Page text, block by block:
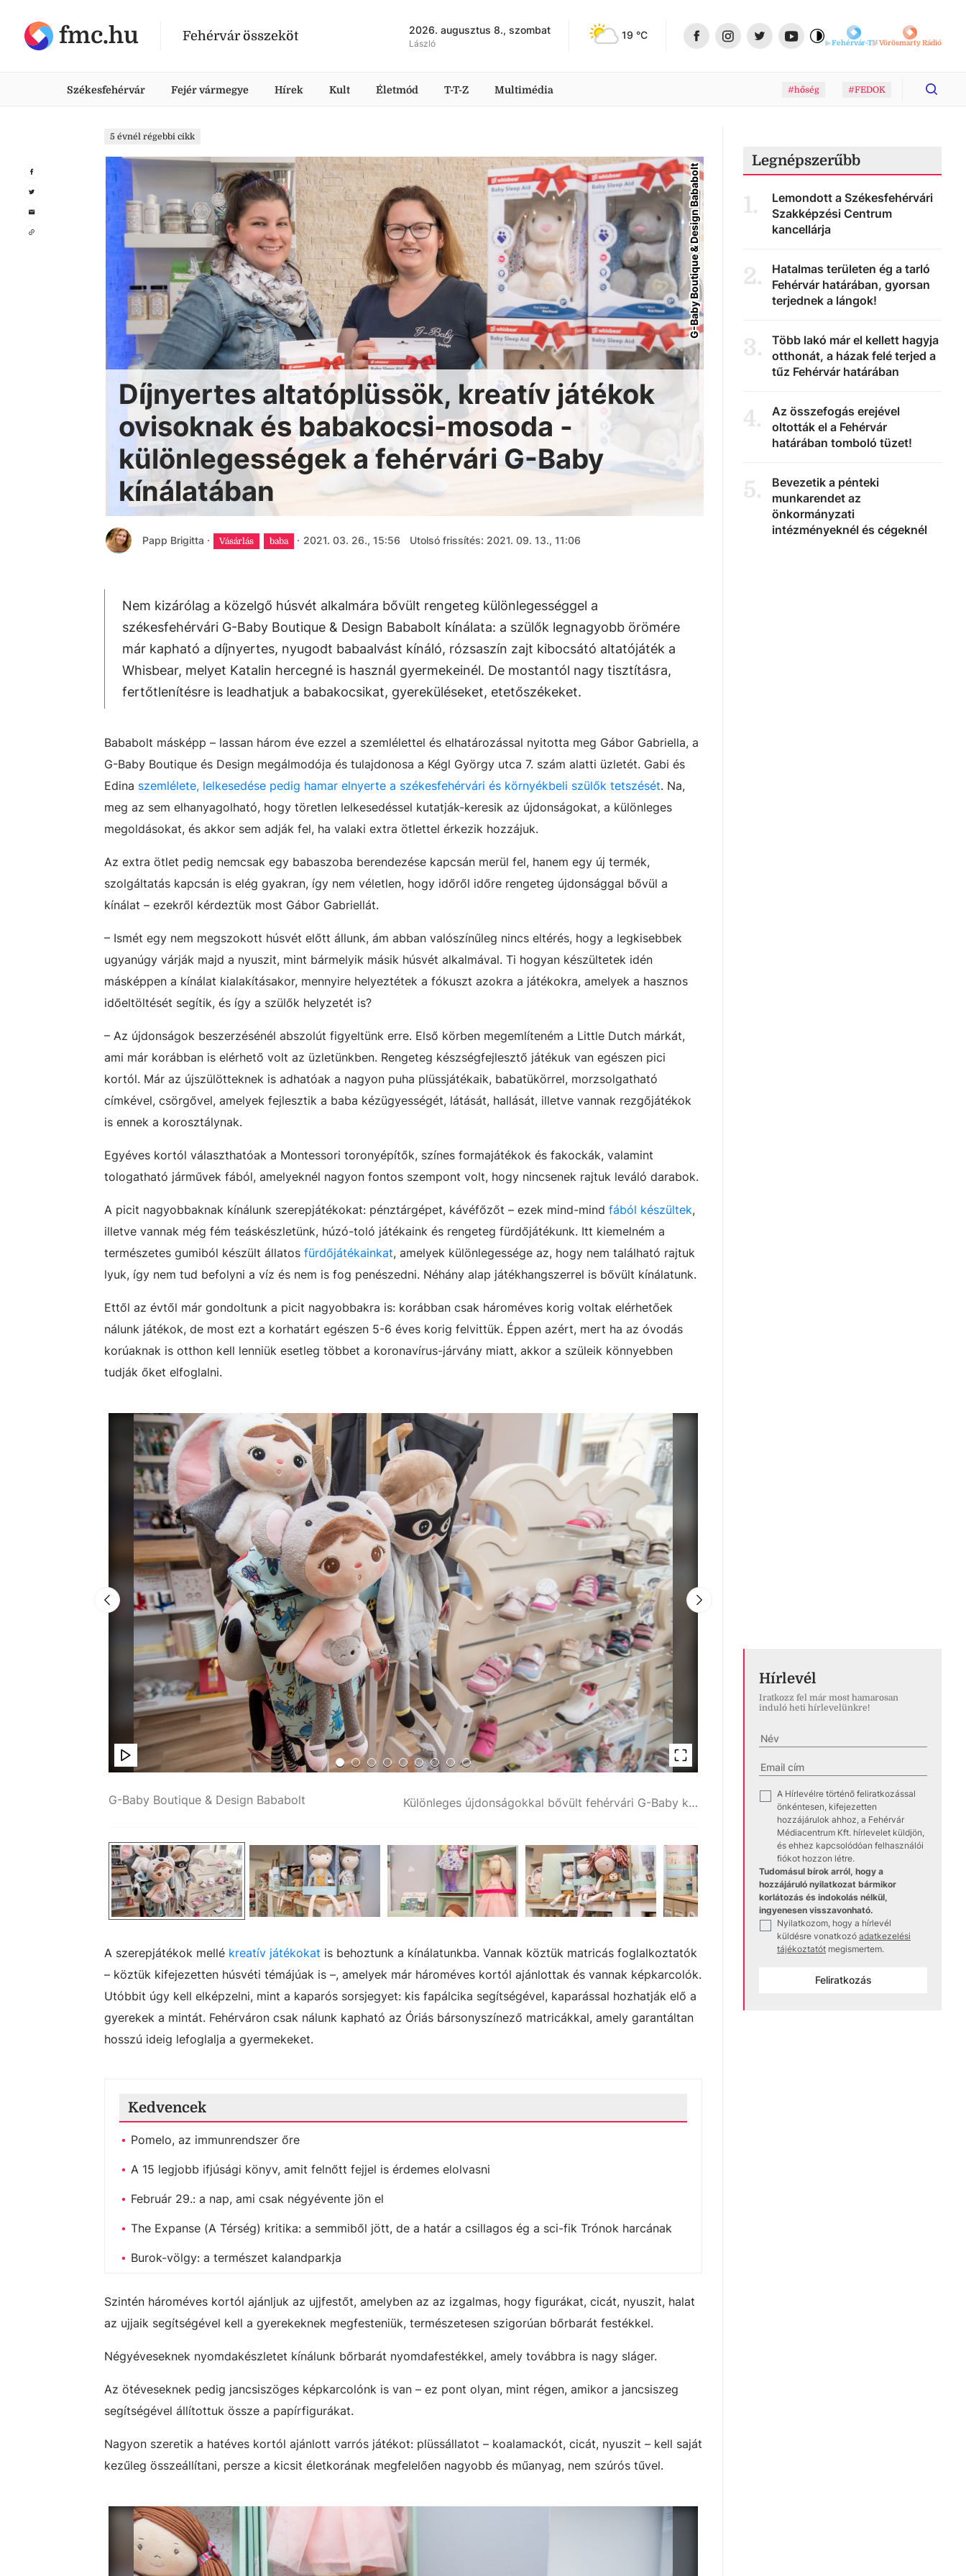
fmc.hu Fehérvár összeköt 2026. augusztus 8., szombat
László
19 °C
Fehérvár-TVVörösmarty Rádió
Székesfehérvár Fejér vármegye Hírek Kult Életmód T-T-Z Multimédia #hőség #FEDOK
5 évnél régebbi cikk
G-Baby Boutique & Design Bababolt
Díjnyertes altatóplüssök, kreatív játékok
ovisoknak és babakocsi-mosoda -
különlegességek a fehérvári G-Baby
kínálatában
Papp Brigitta · Vásárlás baba · 2021. 03. 26., 15:56 Utolsó frissítés: 2021. 09. 13., 11:06
Nem kizárólag a közelgő húsvét alkalmára bővült rengeteg különlegességgel a
székesfehérvári G-Baby Boutique & Design Bababolt kínálata: a szülők legnagyobb örömére
már kapható a díjnyertes, nyugodt babaalvást kínáló, rózsaszín zajt kibocsátó altatójáték a
Whisbear, melyet Katalin hercegné is használ gyermekeinél. De mostantól nagy tisztításra,
fertőtlenítésre is leadhatjuk a babakocsikat, gyereküléseket, etetőszékeket.
Bababolt másképp – lassan három éve ezzel a szemlélettel és elhatározással nyitotta meg Gábor Gabriella, a
G-Baby Boutique és Design megálmodója és tulajdonosa a Kégl György utca 7. szám alatti üzletét. Gabi és
Edina szemlélete, lelkesedése pedig hamar elnyerte a székesfehérvári és környékbeli szülők tetszését. Na,
meg az sem elhanyagolható, hogy töretlen lelkesedéssel kutatják-keresik az újdonságokat, a különleges
megoldásokat, és akkor sem adják fel, ha valaki extra ötlettel érkezik hozzájuk.
Az extra ötlet pedig nemcsak egy babaszoba berendezése kapcsán merül fel, hanem egy új termék,
szolgáltatás kapcsán is elég gyakran, így nem véletlen, hogy időről időre rengeteg újdonsággal bővül a
kínálat – ezekről kérdeztük most Gábor Gabriellát.
– Ismét egy nem megszokott húsvét előtt állunk, ám abban valószínűleg nincs eltérés, hogy a legkisebbek
ugyanúgy várják majd a nyuszit, mint bármelyik másik húsvét alkalmával. Ti hogyan készültetek idén
másképpen a kínálat kialakításakor, mennyire helyeztétek a fókuszt azokra a játékokra, amelyek a hasznos
időeltöltését segítik, és így a szülők helyzetét is?
– Az újdonságok beszerzésénél abszolút figyeltünk erre. Első körben megemlíteném a Little Dutch márkát,
ami már korábban is elérhető volt az üzletünkben. Rengeteg készségfejlesztő játékuk van egészen pici
kortól. Már az újszülötteknek is adhatóak a nagyon puha plüssjátékaik, babatükörrel, morzsolgatható
címkével, csörgővel, amelyek fejlesztik a baba kézügyességét, látását, hallását, illetve vannak rezgőjátékok
is ennek a korosztálynak.
Egyéves kortól választhatóak a Montessori toronyépítők, színes formajátékok és fakockák, valamint
tologatható járművek fából, amelyeknél nagyon fontos szempont volt, hogy nincsenek rajtuk leváló darabok.
A picit nagyobbaknak kínálunk szerepjátékokat: pénztárgépet, kávéfőzőt – ezek mind-mind fából készültek,
illetve vannak még fém teáskészletünk, húzó-toló játékaink és rengeteg fürdőjátékunk. Itt kiemelném a
természetes gumiból készült állatos fürdőjátékainkat, amelyek különlegessége az, hogy nem található rajtuk
lyuk, így nem tud befolyni a víz és nem is fog penészedni. Néhány alap játékhangszerrel is bővült kínálatunk.
Ettől az évtől már gondoltunk a picit nagyobbakra is: korábban csak hároméves korig voltak elérhetőek
nálunk játékok, de most ezt a korhatárt egészen 5-6 éves korig felvittük. Éppen azért, mert ha az óvodás
korúaknak is otthon kell lenniük esetleg többet a koronavírus-járvány miatt, akkor a szüleik könnyebben
tudják őket elfoglalni.
G-Baby Boutique & Design Bababolt Különleges újdonságokkal bővült fehérvári G-Baby kínálata G-Baby Boutique & Design Bababolt
A szerepjátékok mellé kreatív játékokat is behoztunk a kínálatunkba. Vannak köztük matricás foglalkoztatók
– köztük kifejezetten húsvéti témájúak is –, amelyek már hároméves kortól ajánlottak és vannak képkarcolók.
Utóbbit úgy kell elképzelni, mint a kaparós sorsjegyet: kis fapálcika segítségével, kaparással hozhatják elő a
gyerekek a mintát. Fehérváron csak nálunk kapható az Óriás bársonyszínező matricákkal, amely garantáltan
hosszú ideig lefoglalja a gyermekeket.
Kedvencek
Pomelo, az immunrendszer őre
A 15 legjobb ifjúsági könyv, amit felnőtt fejjel is érdemes elolvasni
Február 29.: a nap, ami csak négyévente jön el
The Expanse (A Térség) kritika: a semmiből jött, de a határ a csillagos ég a sci-fik Trónok harcának
Burok-völgy: a természet kalandparkja
Szintén hároméves kortól ajánljuk az ujjfestőt, amelyben az az izgalmas, hogy figurákat, cicát, nyuszit, halat
az ujjaik segítségével kell a gyerekeknek megfesteniük, természetesen szigorúan bőrbarát festékkel.
Négyéveseknek nyomdakészletet kínálunk bőrbarát nyomdafestékkel, amely továbbra is nagy sláger.
Az ötéveseknek pedig jancsiszöges képkarcolónk is van – ez pont olyan, mint régen, amikor a jancsiszeg
segítségével állítottuk össze a papírfigurákat.
Nagyon szeretik a hatéves kortól ajánlott varrós játékot: plüssállatot – koalamackót, cicát, nyuszit – kell saját
kezűleg összeállítani, persze a kicsit életkorának megfelelően nagyobb és műanyag, nem szúrós tűvel.
Legnépszerűbb
1.
Lemondott a Székesfehérvári
Szakképzési Centrum
kancellárja
2.
Hatalmas területen ég a tarló
Fehérvár határában, gyorsan
terjednek a lángok!
3.
Több lakó már el kellett hagyja
otthonát, a házak felé terjed a
tűz Fehérvár határában
4.
Az összefogás erejével
oltották el a Fehérvár
határában tomboló tüzet!
5.
Bevezetik a pénteki
munkarendet az
önkormányzati
intézményeknél és cégeknél
Hírlevél
Iratkozz fel már most hamarosan
induló heti hírlevelünkre!
A Hírlevélre történő feliratkozással
önkéntesen, kifejezetten
hozzájárulok ahhoz, a Fehérvár
Médiacentrum Kft. hírlevelet küldjön,
és ehhez kapcsolódóan felhasználói
fiókot hozzon létre.
Tudomásul bírok arról, hogy a
hozzájáruló nyilatkozat bármikor
korlátozás és indokolás nélkül,
ingyenesen visszavonható.
Nyilatkozom, hogy a hírlevél
küldésre vonatkozó adatkezelési
tájékoztatót megismertem.
Feliratkozás